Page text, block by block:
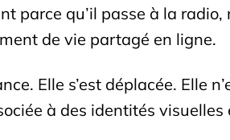
parce qu’il passe à la
de vie partagé en ligne.
Elle s’est déplacée. Elle
à des identités